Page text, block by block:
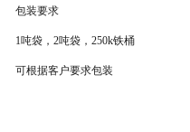
包装要求
1吨袋， 2吨袋， 250k铁桶
可根据客户要求包装